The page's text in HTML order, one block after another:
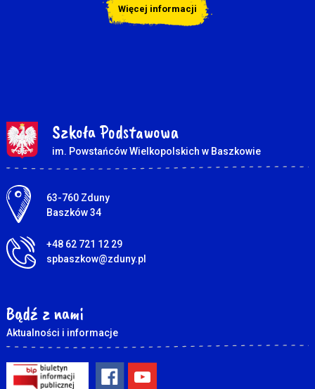
Więcej informacji
Szkoła Podstawowa
im. Powstańców Wielkopolskich w Baszkowie
Adres pocztowy:
63-760 Zduny
Baszków 34
+48 62 721 12 29
spbaszkow@zduny.pl
Bądź z nami
Aktualności i informacje